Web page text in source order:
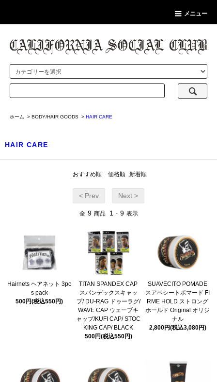
メニュー
ホーム > BODY/HAIR GOODS > HAIR CARE
HAIR CARE
おすすめ順 価格順 新着順
< Prev Next >
全 9 商品 1 - 9 表示
Hairnets ヘアネット 3pc
s pack
500円(税込550円)
TITAN SPANDEX CAP
スパンデックスキャッ
プ/ DU-RAG ドゥーラグ/
WAVE CAP ウェーブキ
ャップ/KUFI CAP/ STOC
KING CAP/ BLACK
500円(税込550円)
SUAVECITO POMADE
スアベシートポマード FI
RME HOLD ストロング
ホールド Original オリジ
ナル
2,800円(税込3,080円)